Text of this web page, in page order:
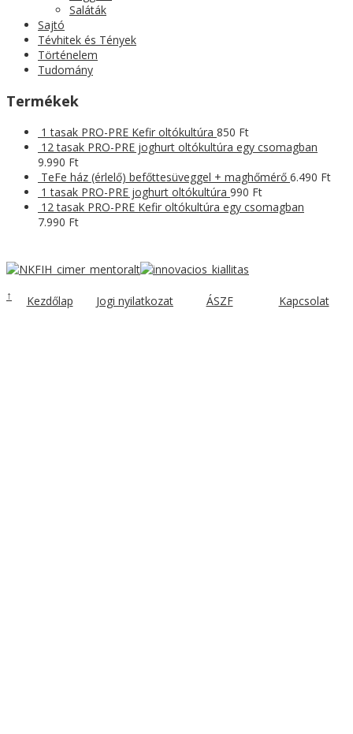
Saláták
Sajtó
Tévhitek és Tények
Történelem
Tudomány
Termékek
1 tasak PRO-PRE Kefir oltókultúra 850 Ft
12 tasak PRO-PRE joghurt oltókultúra egy csomagban
9.990 Ft
TeFe ház (érlelő) befőttesüveggel + maghőmérő 6.490 Ft
1 tasak PRO-PRE joghurt oltókultúra 990 Ft
12 tasak PRO-PRE Kefir oltókultúra egy csomagban
7.990 Ft
↑ Kezdőlap Jogi nyilatkozat ÁSZF Kapcsolat